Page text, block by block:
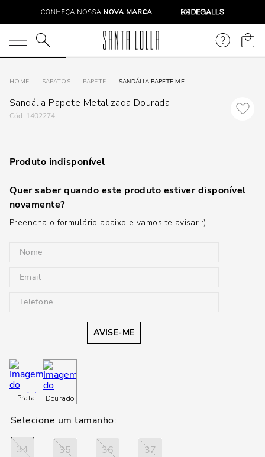
O que você está procurando?
SAPATOS PAPETE SANDÁLIA PAPETE METALIZADA DOURADA
Sandália Papete Metalizada Dourada
: 1402274
Produto indisponível
Quer saber quando este produto estiver disponível
novamente?
Preencha o formulário abaixo e vamos te avisar :)
AVISE-ME
Prata Dourado
34 35 36 37